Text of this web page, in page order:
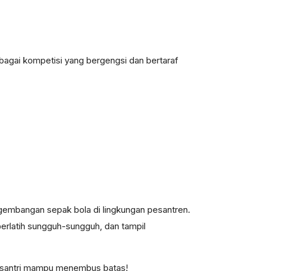
kompetisi yang bergengsi dan bertaraf
sepak bola di lingkungan pesantren.
sungguh-sungguh, dan tampil
mampu menembus batas!